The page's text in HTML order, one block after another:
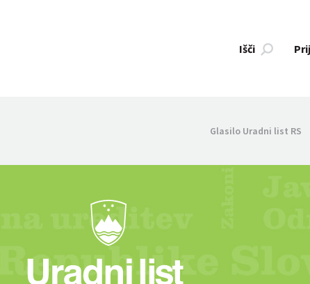
Išči
Glasilo Uradni list RS